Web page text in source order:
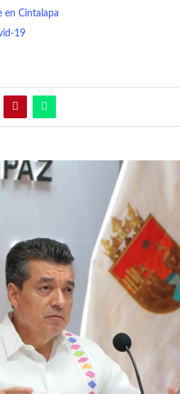
en Cintalapa
19